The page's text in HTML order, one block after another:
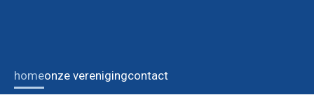
homeonze verenigingcontact